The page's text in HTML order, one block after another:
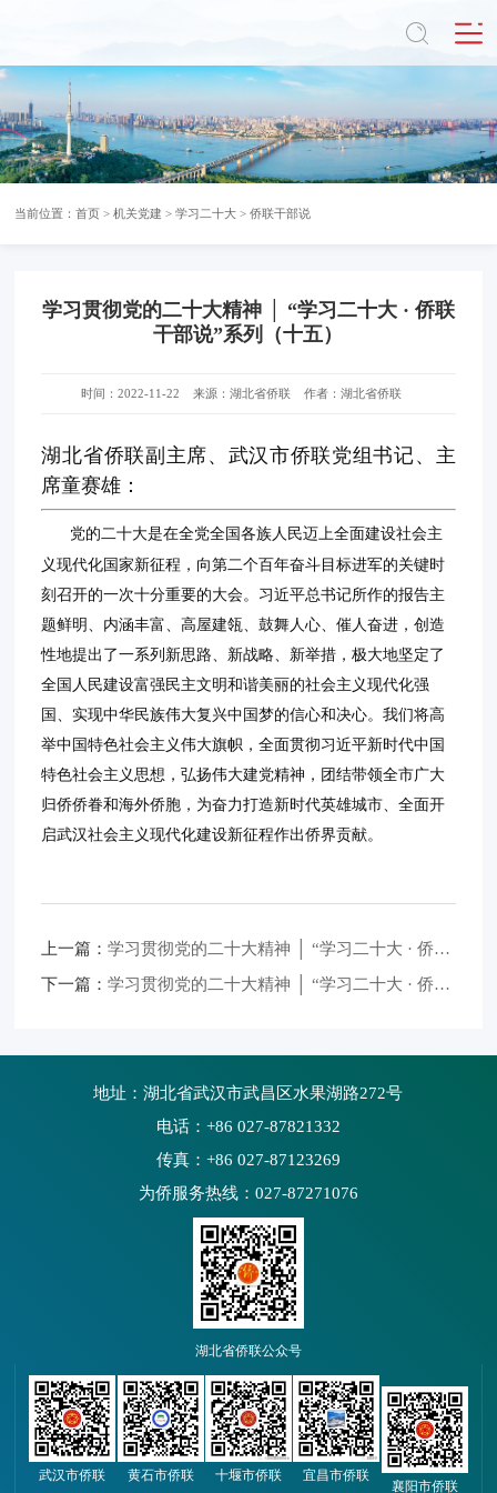
当前位置：首页 >机关党建 >学习二十大 >侨联干部说
学习贯彻党的二十大精神 │ “学习二十大 · 侨联
干部说”系列（十五）
时间：2022-11-22 来源：湖北省侨联 作者：湖北省侨联
湖北省侨联副主席、武汉市侨联党组书记、主
席童赛雄：
党的二十大是在全党全国各族人民迈上全面建设社会主
义现代化国家新征程，向第二个百年奋斗目标进军的关键时
刻召开的一次十分重要的大会。习近平总书记所作的报告主
题鲜明、内涵丰富、高屋建瓴、鼓舞人心、催人奋进，创造
性地提出了一系列新思路、新战略、新举措，极大地坚定了
全国人民建设富强民主文明和谐美丽的社会主义现代化强
国、实现中华民族伟大复兴中国梦的信心和决心。我们将高
举中国特色社会主义伟大旗帜，全面贯彻习近平新时代中国
特色社会主义思想，弘扬伟大建党精神，团结带领全市广大
归侨侨眷和海外侨胞，为奋力打造新时代英雄城市、全面开
启武汉社会主义现代化建设新征程作出侨界贡献。
上一篇：学习贯彻党的二十大精神 │ “学习二十大 · 侨联干部说”系列（十六）
下一篇：学习贯彻党的二十大精神 │ “学习二十大 · 侨联干部说”系列（十四）
地址：湖北省武汉市武昌区水果湖路272号
电话：+86 027-87821332
传真：+86 027-87123269
为侨服务热线：027-87271076
湖北省侨联公众号
武汉市侨联 黄石市侨联 十堰市侨联 宜昌市侨联
襄阳市侨联